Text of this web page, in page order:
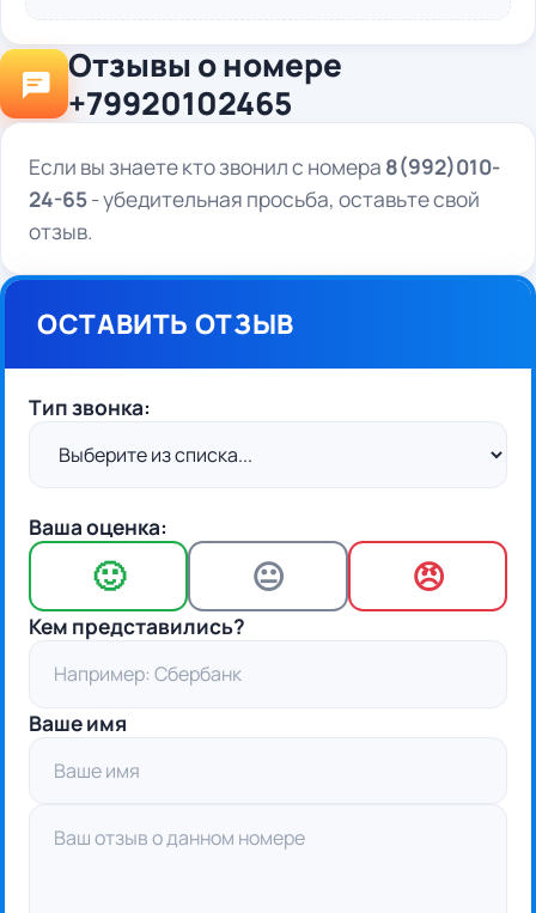
Отзывы о номере
+79920102465
Если вы знаете кто звонил с номера 8(992)010-
24-65- убедительная просьба, оставьте свой
отзыв.
ОСТАВИТЬ ОТЗЫВ
Тип звонка:
Ваша оценка:
🙂 😐 😠
Кем представились?
Ваше имя